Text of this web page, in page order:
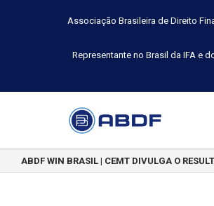
Associação Brasileira de Direito
Representante no Brasil da IFA e
ABDF WIN BRASIL | CEMT DIVULGA O